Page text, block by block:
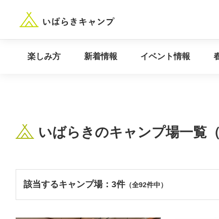
“いばらき”のキャンプ場を探す
楽しみ方 新着情報 イベント情報
いばらきのキャンプ場一
該当するキャンプ場：3件（全92件中）